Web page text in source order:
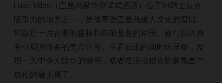
Luxe Villas（巴厘岛豪华别墅式酒店）位于地球上最有
吸引力的地方之一，是你享受巴厘岛迷人文化的窗口。
它靠近一片古老的森林和郁郁葱葱的稻田。你可以体验
专业厨师准备的美食冒险。在看日出的同时吃早餐，发
现一天中令人惊奇的瞬间，或者在浪漫烛光晚餐氛围中
放松的确太爽了。